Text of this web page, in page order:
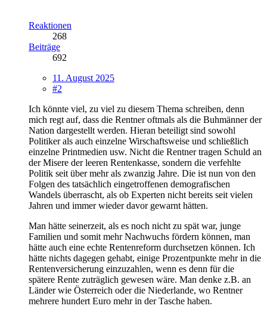
Reaktionen
268
Beiträge
692
11. August 2025
#2
Ich könnte viel, zu viel zu diesem Thema schreiben, denn
mich regt auf, dass die Rentner oftmals als die Buhmänner der
Nation dargestellt werden. Hieran beteiligt sind sowohl
Politiker als auch einzelne Wirschaftsweise und schließlich
einzelne Printmedien usw. Nicht die Rentner tragen Schuld an
der Misere der leeren Rentenkasse, sondern die verfehlte
Politik seit über mehr als zwanzig Jahre. Die ist nun von den
Folgen des tatsächlich eingetroffenen demografischen
Wandels überrascht, als ob Experten nicht bereits seit vielen
Jahren und immer wieder davor gewarnt hätten.
Man hätte seinerzeit, als es noch nicht zu spät war, junge
Familien und somit mehr Nachwuchs fördern können, man
hätte auch eine echte Rentenreform durchsetzen können. Ich
hätte nichts dagegen gehabt, einige Prozentpunkte mehr in die
Rentenversicherung einzuzahlen, wenn es denn für die
spätere Rente zuträglich gewesen wäre. Man denke z.B. an
Länder wie Österreich oder die Niederlande, wo Rentner
mehrere hundert Euro mehr in der Tasche haben.